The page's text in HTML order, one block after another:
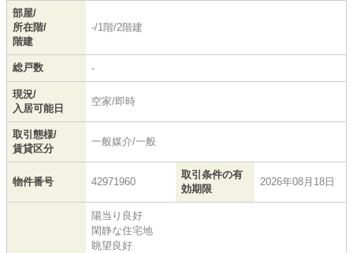
部屋/
所在階/
階建
-/1階/2階建
総戸数 -
現況/
入居可能日
空家/即時
取引態様/
賃貸区分
一般媒介/一般
物件番号 42971960
取引条件の有
効期限
2026年08月18日
陽当り良好
閑静な住宅地
眺望良好